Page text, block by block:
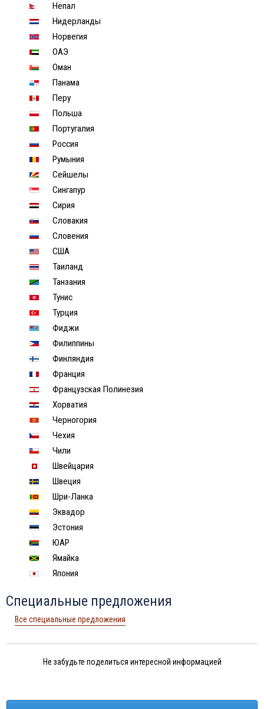
Непал
Нидерланды
Норвегия
ОАЭ
Оман
Панама
Перу
Польша
Португалия
Россия
Румыния
Сейшелы
Сингапур
Сирия
Словакия
Словения
США
Таиланд
Танзания
Тунис
Турция
Фиджи
Филиппины
Финляндия
Франция
Французская Полинезия
Хорватия
Черногория
Чехия
Чили
Швейцария
Швеция
Шри-Ланка
Эквадор
Эстония
ЮАР
Ямайка
Япония
Специальные предложения
Все специальные предложения
Не забудьте поделиться интересной информацией